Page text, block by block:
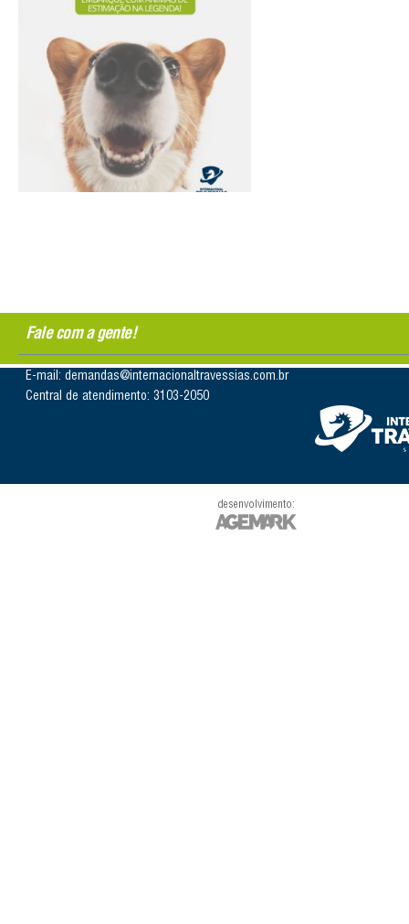
Fale com a gente!
E-mail: demandas@internacionaltravessias.com.br
Central de atendimento: 3103-2050
desenvolvimento: